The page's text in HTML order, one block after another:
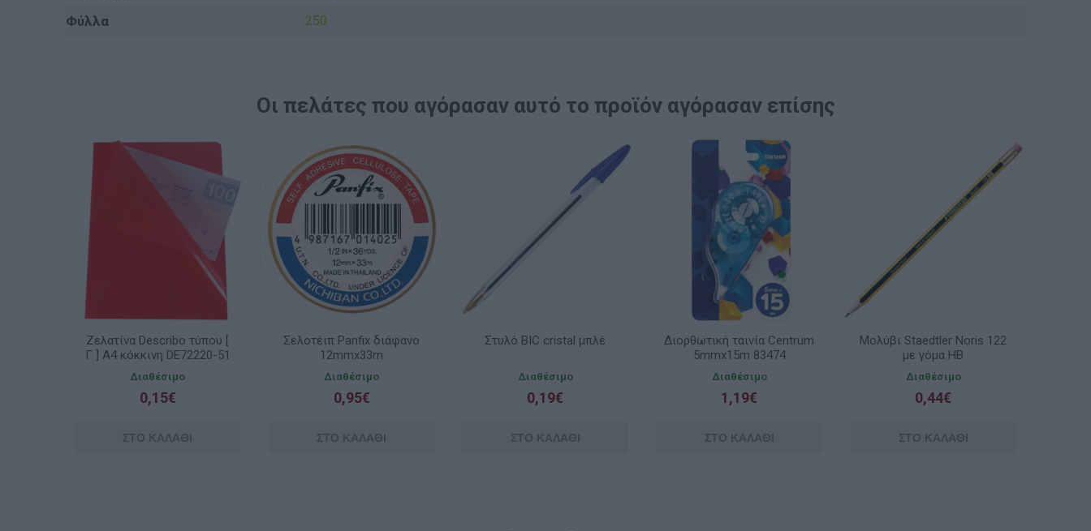
Φύλλα 250
Οι πελάτες που αγόρασαν αυτό το προϊόν αγόρασαν επίσης
Ζελατίνα Describo τύπου [
Γ ] Α4 κόκκινη DE72220-51
Διαθέσιμο
0,15€
Σελοτέιπ Panfix διάφανο
12mmx33m
Διαθέσιμο
0,95€
Στυλό BIC cristal μπλέ
Διαθέσιμο
0,19€
Διορθωτική ταινία Centrum
5mmx15m 83474
Διαθέσιμο
1,19€
Μολύβι Staedtler Noris 122
με γόμα HB
Διαθέσιμο
0,44€